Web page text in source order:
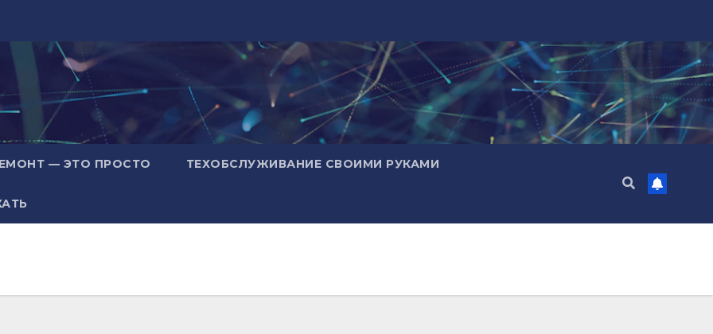
— ЭТО ПРОСТО ТЕХОБСЛУЖИВАНИЕ СВОИМИ РУКАМИ